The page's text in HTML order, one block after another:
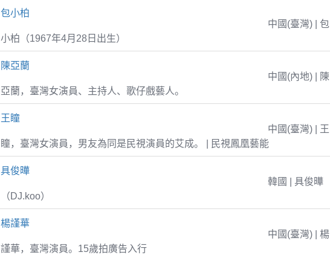
包小柏
中國(臺灣) | 包
小柏（1967年4月28日出生）
陳亞蘭
中國(內地) | 陳
亞蘭，臺灣女演員、主持人、歌仔戲藝人。
王瞳
中國(臺灣) | 王
瞳，臺灣女演員，男友為同是民視演員的艾成。 | 民視鳳凰藝能
具俊曄
韓國 | 具俊曄
（DJ.koo）
楊謹華
中國(臺灣) | 楊
謹華，臺灣演員。15歲拍廣告入行